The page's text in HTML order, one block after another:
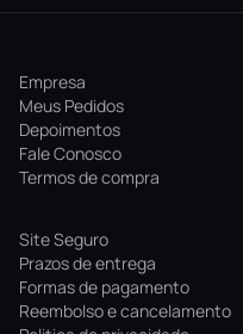
Empresa
Meus Pedidos
Depoimentos
Fale Conosco
Termos de compra
Site Seguro
Prazos de entrega
Formas de pagamento
Reembolso e cancelamento